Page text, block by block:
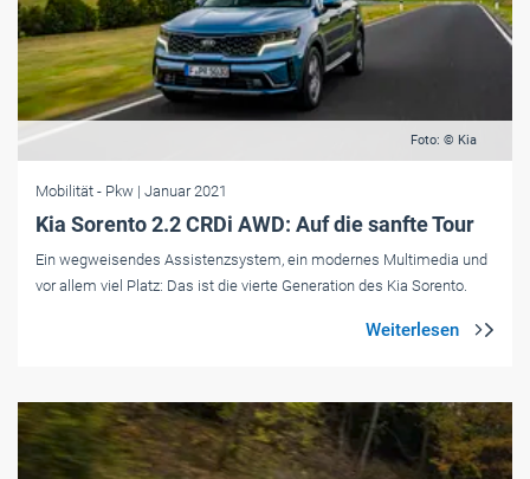
Foto: © Kia
Mobilität - Pkw | Januar 2021
Kia Sorento 2.2 CRDi AWD: Auf die sanfte Tour
Ein wegweisendes Assistenzsystem, ein modernes Multimedia und
vor allem viel Platz: Das ist die vierte Generation des Kia Sorento.